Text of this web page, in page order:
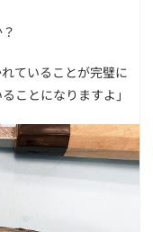
ていることが完璧に
ことになりますよ」